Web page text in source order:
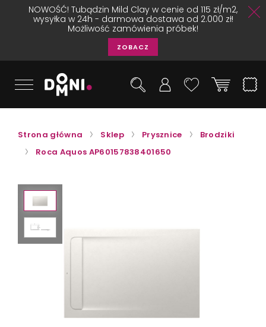
NOWOŚĆ! Tubądzin Mild Clay w cenie od 115 zł/m2,
wysyłka w 24h - darmowa dostawa od 2.000 zł!
Możliwość zamówienia próbek!
ZOBACZ
Strona główna Sklep Prysznice
Brodziki
Roca Aquos AP60157838401650